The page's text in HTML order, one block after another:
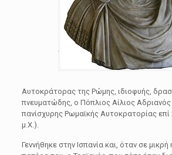
Αυτοκράτορας της Ρώμης, ιδιοφυής,
πνευματώδης, ο Πόπλιος Αίλιος Αδριανός
πανίσχυρης Ρωμαϊκής Αυτοκρατορίας επί
μ.Χ.).
Γεννήθηκε στην Ισπανία και, όταν σε μικρή